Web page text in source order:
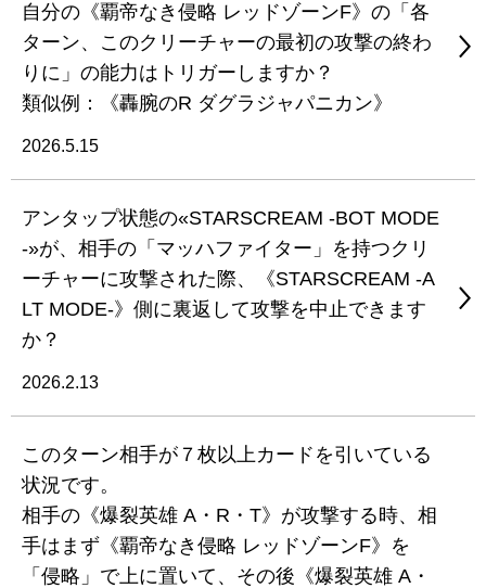
自分の《覇帝なき侵略 レッドゾーンF》の「各
ターン、このクリーチャーの最初の攻撃の終わ
りに」の能力はトリガーしますか？
類似例：《轟腕のR ダグラジャパニカン》
2026.5.15
アンタップ状態の«STARSCREAM -BOT MODE
-»が、相手の「マッハファイター」を持つクリ
ーチャーに攻撃された際、《STARSCREAM -A
LT MODE-》側に裏返して攻撃を中止できます
か？
2026.2.13
このターン相手が７枚以上カードを引いている
状況です。
相手の《爆裂英雄 A・R・T》が攻撃する時、相
手はまず《覇帝なき侵略 レッドゾーンF》を
「侵略」で上に置いて、その後《爆裂英雄 A・